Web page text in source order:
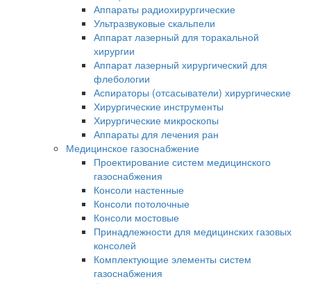
Аппараты радиохирургические
Ультразвуковые скальпели
Аппарат лазерный для торакальной
хирургии
Аппарат лазерный хирургический для
флебологии
Аспираторы (отсасыватели) хирургические
Хирургические инструменты
Хирургические микроскопы
Аппараты для лечения ран
Медицинское газоснабжение
Проектирование систем медицинского
газоснабжения
Консоли настенные
Консоли потолочные
Консоли мостовые
Принадлежности для медицинских газовых
консолей
Комплектующие элементы систем
газоснабжения